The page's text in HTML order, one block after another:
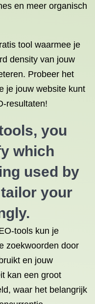
en meer organisch
tool waarmee je
density van jouw
Probeer het
je jouw website kunt
resultaten!
you
which
used by
your
tools kun je
zoekwoorden door
en jouw
kan een groot
waar het belangrijk